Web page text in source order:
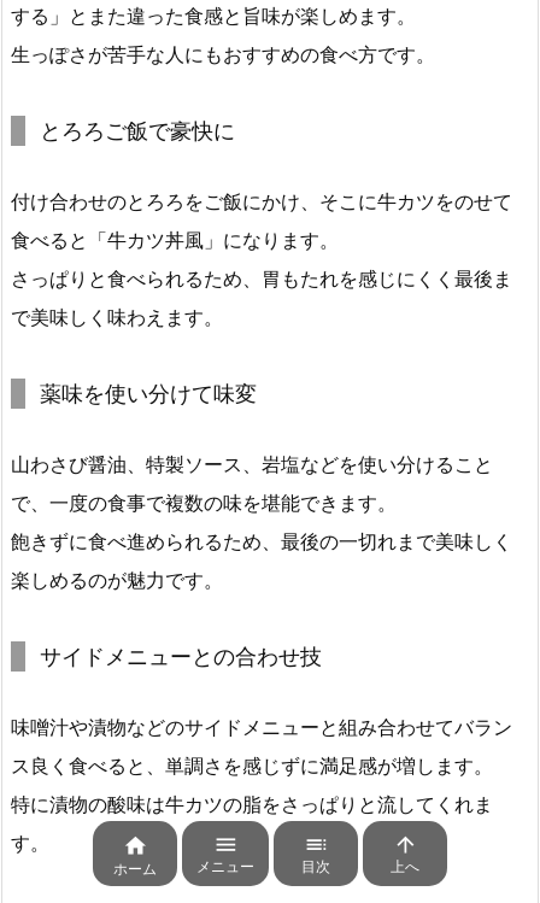
する」とまた違った食感と旨味が楽しめます。
生っぽさが苦手な人にもおすすめの食べ方です。
とろろご飯で豪快に
付け合わせのとろろをご飯にかけ、そこに牛カツをのせて
食べると「牛カツ丼風」になります。
さっぱりと食べられるため、胃もたれを感じにくく最後ま
で美味しく味わえます。
薬味を使い分けて味変
山わさび醤油、特製ソース、岩塩などを使い分けること
で、一度の食事で複数の味を堪能できます。
飽きずに食べ進められるため、最後の一切れまで美味しく
楽しめるのが魅力です。
サイドメニューとの合わせ技
味噌汁や漬物などのサイドメニューと組み合わせてバラン
ス良く食べると、単調さを感じずに満足感が増します。
特に漬物の酸味は牛カツの脂をさっぱりと流してくれま
す。

ホーム

メニュー

目次

上へ